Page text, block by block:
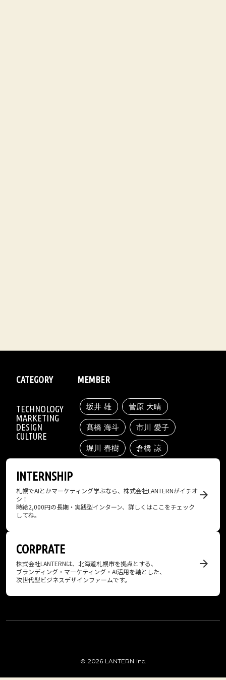
CATEGORY
TECHNOLOGY
MARKETING
DESIGN
CULTURE
MEMBER
坂井 雄 菅原 大晴
髙橋 海斗 市川 愛子
堀川 春樹 倉橋 諒
INTERNSHIP
札幌でAIとかマーケティング学ぶなら、株式会社LANTERNがイチオ
シ！
時給2,000円の長期・実践型インターン、詳しくはここをチェック
してね。
arrow_forward
CORPRATE
株式会社LANTERNは、北海道札幌市を​拠点と​する、
​ブランディング・マーケティング・AI活用を​軸とした​、
次世代型ビジネスデザインファームです。
arrow_forward
© 2026 LANTERN inc.